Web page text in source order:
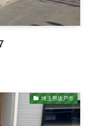
埼玉県坂戸市